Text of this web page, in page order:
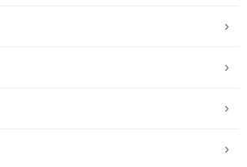
›
›
›
›